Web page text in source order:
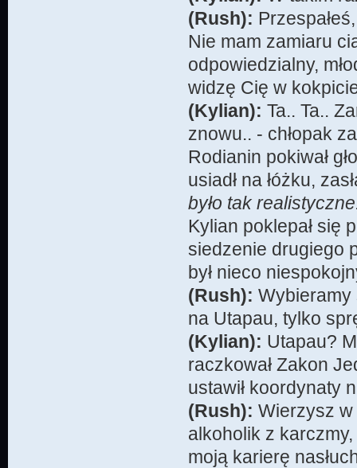
(Rush):
Nie mam zamiaru
odpowiedzialny,
widzę Cię w
(Kylian): Ta.. Ta..
znowu.. - chłopak
Rodianin pokiwał
usiadł na łóżku,
było tak
Kylian poklepał się
siedzenie drugiego
był nieco
(Rush): Wybieramy
na Utapau, tylko
(Kylian): Utapau?
raczkował Zakon
ustawił koordynaty
(Rush): Wierzysz
alkoholik z
moją karierę